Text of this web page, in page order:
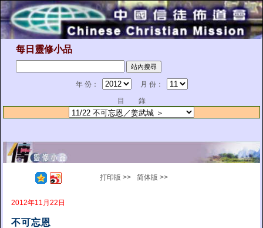
每日靈修小品
年 份：
月 份：
目 錄
打印版 >> 简体版 >>
2012年11月22日
不可忘恩